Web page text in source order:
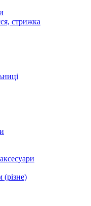
стрижка